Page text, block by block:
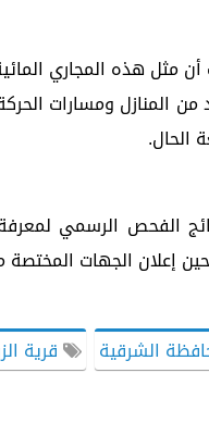
مثل هذه المجاري
من المنازل ومسارات
الحال.
الفحص الرسمي
حين إعلان الجهات
الشرقية قرية